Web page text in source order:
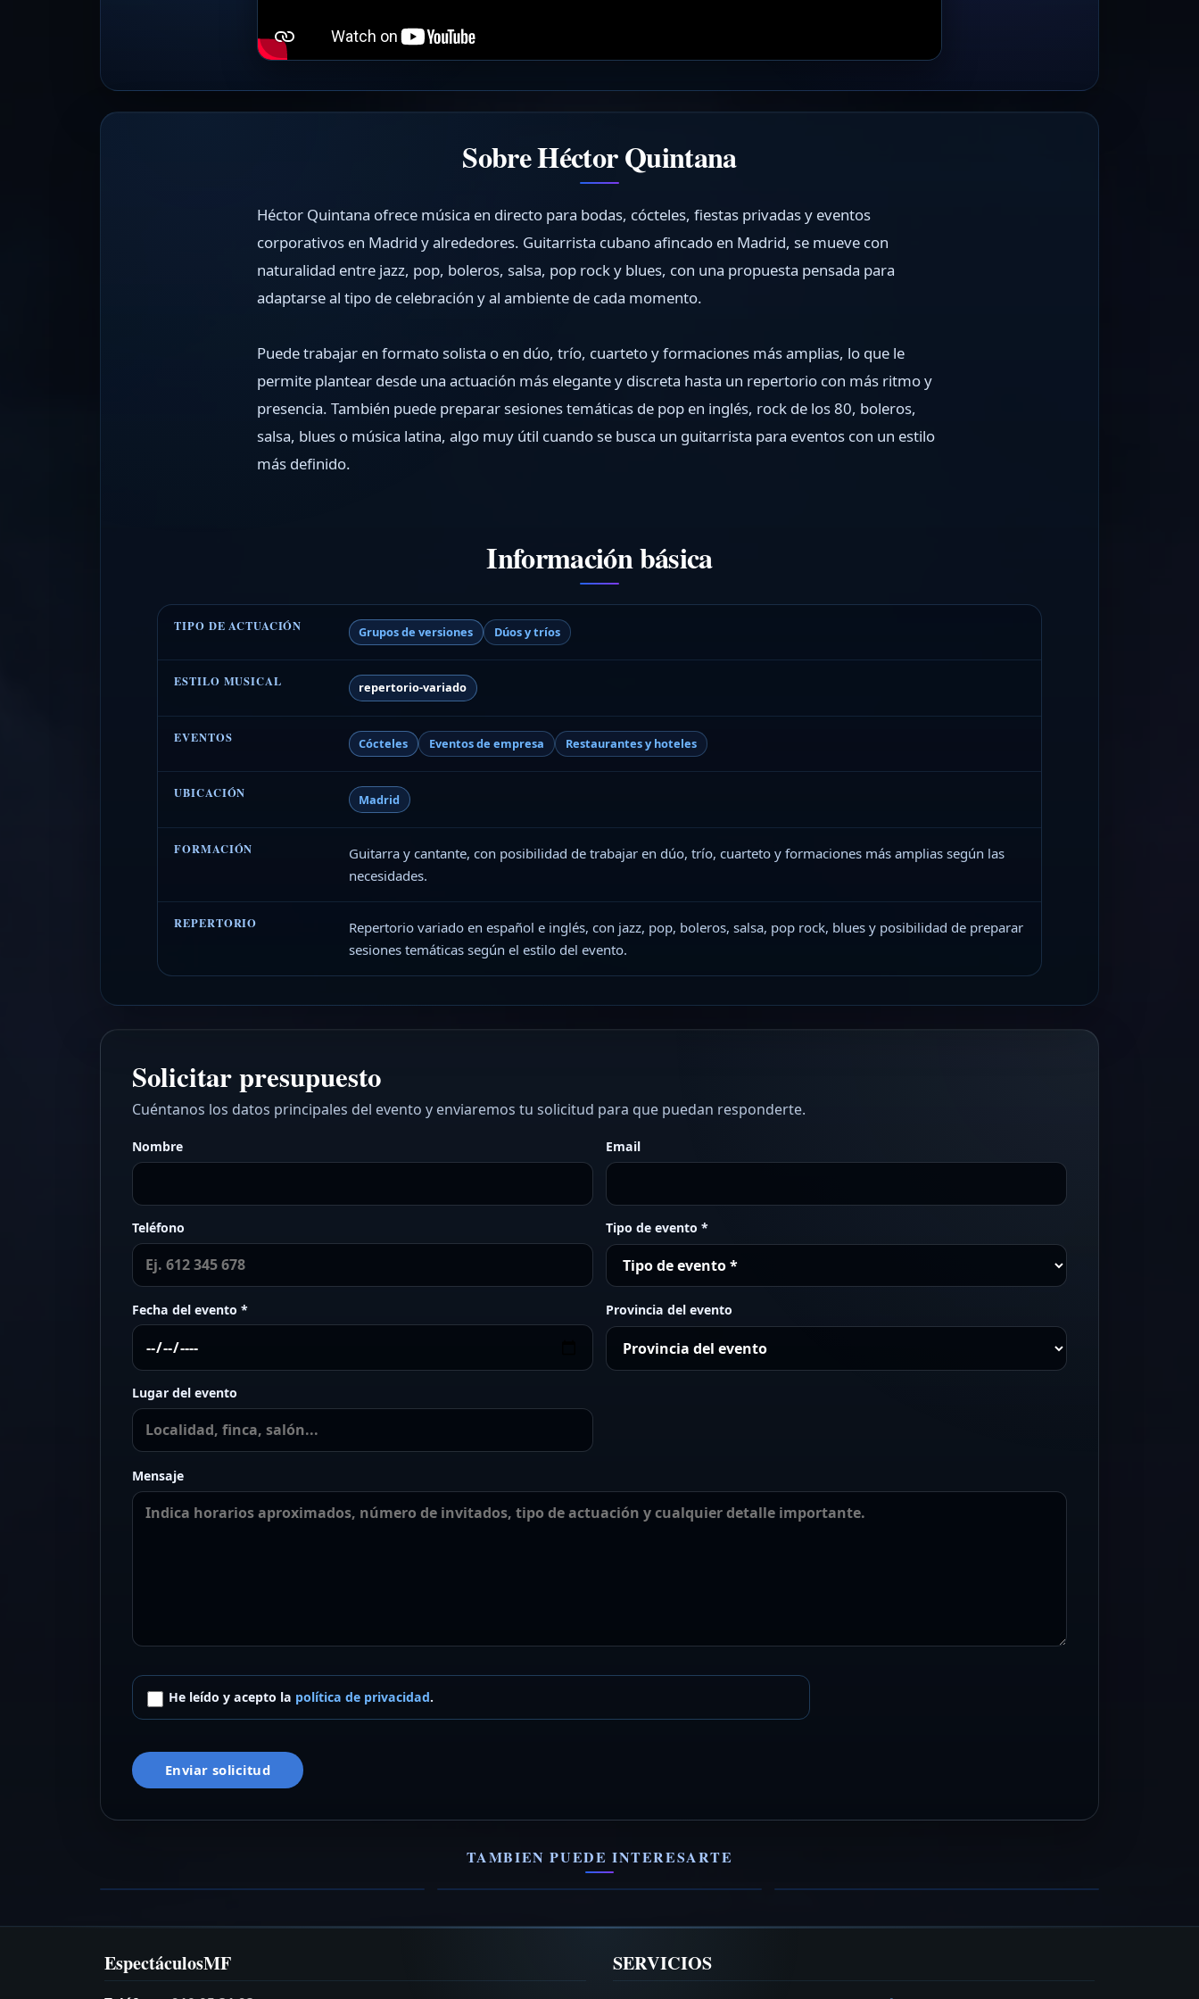
Sobre Héctor Quintana
Héctor Quintana ofrece música en directo para bodas, cócteles, fiestas privadas y eventos
corporativos en Madrid y alrededores. Guitarrista cubano afincado en Madrid, se mueve con
naturalidad entre jazz, pop, boleros, salsa, pop rock y blues, con una propuesta pensada para
adaptarse al tipo de celebración y al ambiente de cada momento.
Puede trabajar en formato solista o en dúo, trío, cuarteto y formaciones más amplias, lo que le
permite plantear desde una actuación más elegante y discreta hasta un repertorio con más ritmo y
presencia. También puede preparar sesiones temáticas de pop en inglés, rock de los 80, boleros,
salsa, blues o música latina, algo muy útil cuando se busca un guitarrista para eventos con un estilo
más definido.
Información básica
TIPO DE ACTUACIÓN Grupos de versiones Dúos y tríos
ESTILO MUSICAL repertorio-variado
EVENTOS Cócteles Eventos de empresa Restaurantes y hoteles
UBICACIÓN Madrid
FORMACIÓN
Guitarra y cantante, con posibilidad de trabajar en dúo, trío, cuarteto y formaciones más amplias según las
necesidades.
REPERTORIO
Repertorio variado en español e inglés, con jazz, pop, boleros, salsa, pop rock, blues y posibilidad de preparar
sesiones temáticas según el estilo del evento.
Solicitar presupuesto
Cuéntanos los datos principales del evento y enviaremos tu solicitud para que puedan responderte.
Nombre Email
Teléfono Tipo de evento *
Fecha del evento * Provincia del evento
Lugar del evento
Mensaje
He leído y acepto la política de privacidad.
Enviar solicitud
TAMBIEN PUEDE INTERESARTE
Rock On Wheels The Latin Ensemble Band Marmaol
EspectáculosMF SERVICIOS